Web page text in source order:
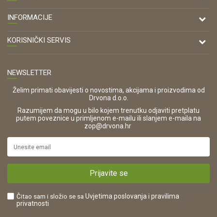
DRVONA D.O.O.
Antuna Mihanovića 7,
47000 Karlovac
OIB:
42821181683
16280
https://www.drvona.hr/
POREZNI BROJ:
INFORMACIJE
O nama
KORISNIČKI SERVIS
Zaštita privatnosti i osobnih podataka
Korištenje kolačića
Pravo na odustajanje i jednostrani raskid ugovora
Reklamacije
Plaćanje karticama
Što dobivam registracijom?
NEWSLETTER
Želim primati obavijesti o novostima, akcijama i proizvodima od
Drvona d.o.o.
Razumijem da mogu u bilo kojem trenutku odjaviti pretplatu
putem poveznice u primljenom e-mailu ili slanjem e-maila na
zop@drvona.hr
Prijavite se
Čitao sam i složio se sa Uvjetima poslovanja i pravilima
privatnosti